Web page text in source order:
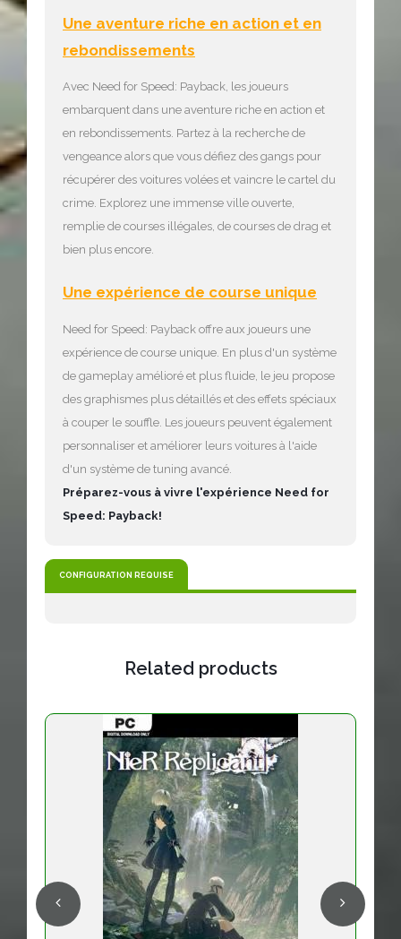
Une aventure riche en action et en
rebondissements
Avec Need for Speed: Payback, les joueurs
embarquent dans une aventure riche en action et
en rebondissements. Partez à la recherche de
vengeance alors que vous défiez des gangs pour
récupérer des voitures volées et vaincre le cartel du
crime. Explorez une immense ville ouverte,
remplie de courses illégales, de courses de drag et
bien plus encore.
Une expérience de course unique
Need for Speed: Payback offre aux joueurs une
expérience de course unique. En plus d'un système
de gameplay amélioré et plus fluide, le jeu propose
des graphismes plus détaillés et des effets spéciaux
à couper le souffle. Les joueurs peuvent également
personnaliser et améliorer leurs voitures à l'aide
d'un système de tuning avancé.
Préparez-vous à vivre l'expérience Need for
Speed: Payback!
CONFIGURATION REQUISE
Related products